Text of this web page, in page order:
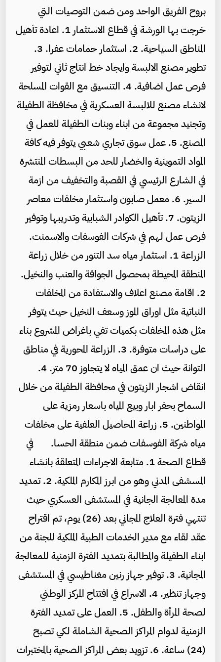
بروح الفريق الواحد ومن ضمن التوصيات التي
خرجت بها الورشة في قطاع الاستثمار 1. اعادة تأهيل
المناطق السياحية. 2. استثمار حمامات عفرا. 3.
تطوير مصنع الالبسة وايجاد خط انتاج ثاني لتوفير
فرص عمل اضافية. 4. التنسيق مع القوات المسلحة
لانشاء مصنع للالبسة العسكرية في مخافظة الطفيلة
وتجنيد مجموعة من ابناء وبنات الطفيلة للعمل في
المصنع. 5. عمل سوق تجاري شعبي يتوفر فيه كافة
المواد التموينية والخضار للحد من البسطات المنتشرة
في الشارع الرئيسي في القصبة والتخفيف من ازمة
السير. 6. معمل صابون واستثمار مخلفات معاصر
الزيتون. 7. تأهيل الكوادر الشبابية وتدريبها وتوفير
فرص عمل لهم في شركات الفوسفات والاسمنت.
الزراعة 1. استثمار مياه سد التنور من خلال زراعة
المنطقة المحيطة بمحصول الجوافة والعنب والنخيل.
2. اقامة مصنع اعلاف والاستفادة من المخلفات
النباتية مثل اوراق الموز وسعف النخيل حيث يتوفر
مثل هذه المخلفات بكميات تفي باغراض المشروع بناء
على دراسات متوفرة. 3. الزراعة المحورية في مناطق
التوانة حيث ان عمق المياه لا يتجاوز 70 متر. 4.
انقاض اشجار الزيتون في محافظة الطفيلة من خلال
السماح بحفر ابار وبيع المياه باسعار رمزية على
المواطنين. 5. زراعة المحاصيل العلفية على مخلفات
مياه شركة الفوسفات ضمن منطقة الحسا. في
قطاع الصحة 1. متابعة الاجراءات المتعلقة بانشاء
المسشفى المدني وهو من ابرز المكارم الملكية. 2. تمديد
مدة المعالجة الجانية في المستشفى العسكري حيث
تنتهي فترة العلاج المجاني بعد (26) يوم، تم اقتراح
عقد لقاء مع مدير الخدمات الطبية الملكية للجنة من
ابناء الطفيلة والمطالبة بتمديد الفترة الزمنية للمعالجة
المجانية. 3. توفير جهاز رنين مغناطيسي في المستشفى
وجهاز تنظير. 4. الاسراع في افتتاح المركز الوطني
لصحة المرأة والطفل. 5. العمل على تمديد الفترة
الزمنية لدوام المراكز الصحية الشاملة لكي تصبح
(24) ساعة. 6. تزويد بعض المراكز الصحية بالمختبرات